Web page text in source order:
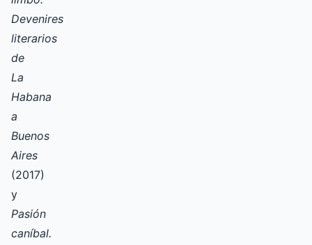
Devenires
literarios
de
La
Habana
a
Buenos
Aires
(2017)
y
Pasión
caníbal.